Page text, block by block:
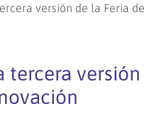
versión de la Feria de
tercera versión